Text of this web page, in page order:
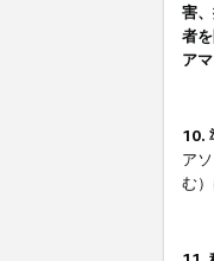
害
者
ア
10.
ア
む）